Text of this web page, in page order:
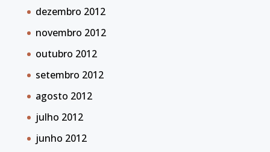
dezembro 2012
novembro 2012
outubro 2012
setembro 2012
agosto 2012
julho 2012
junho 2012